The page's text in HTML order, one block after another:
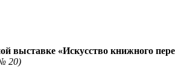
выставке «Искусство книжного
20)